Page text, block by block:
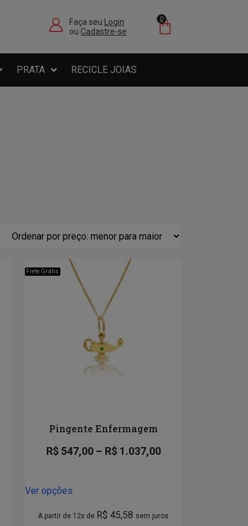
Faça seu Login
ou Cadastre-se
0
PRATA RECICLE JOIAS
Frete Grátis
Pingente Enfermagem
R$547,00– R$1.037,00
Ver opções
A partir de 12x de R$ 45,58 sem juros